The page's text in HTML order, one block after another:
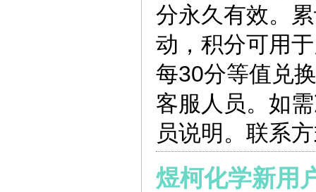
分永久有效。
动，积分可用
每30分等值兑
客服人员。如
员说明。联系
煜柯化学新用